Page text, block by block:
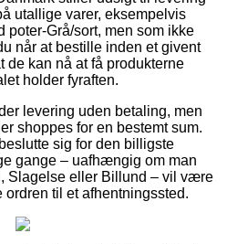
utallige varer, eksempelvis
poter-Grå/sort, men som ikke
når at bestille inden et givent
de kan nå at få produkterne
holder fyraften.
levering uden betaling, men
shoppes for en bestemt sum.
sig for den billigste
gange – uafhængig om man
Slagelse eller Billund – vil være
til et afhentningssted.